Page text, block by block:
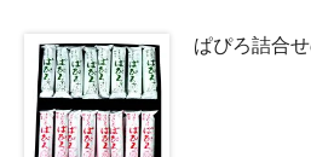
ぱぴろ詰合